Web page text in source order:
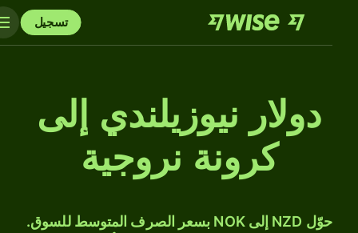
تسجيل
دولار نيوزيلندي إلى
كرونة نروجية
حوّل NZD إلى NOK بسعر الصرف المتوسط للسوق.